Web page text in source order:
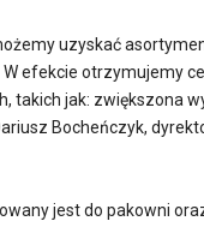
uzyskać
efekcie otrzymujemy
takich jak: zwiększona
Bocheńczyk,
jest do pakowni